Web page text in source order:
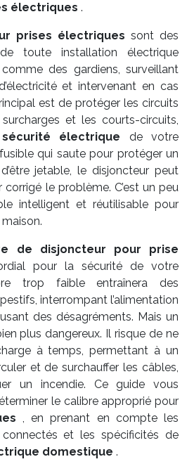
électriques .
prises électriques sont des
toute installation électrique
des gardiens, surveillant
et intervenant en cas
est de protéger les circuits
et les courts-circuits,
sécurité électrique de votre
qui saute pour protéger un
jetable, le disjoncteur peut
le problème. C’est un peu
intelligent et réutilisable pour
de disjoncteur pour prise
pour la sécurité de votre
trop faible entraînera des
interrompant l’alimentation
des désagréments. Mais un
plus dangereux. Il risque de ne
à temps, permettant à un
et de surchauffer les câbles,
un incendie. Ce guide vous
le calibre approprié pour
, en prenant en compte les
et les spécificités de
domestique .